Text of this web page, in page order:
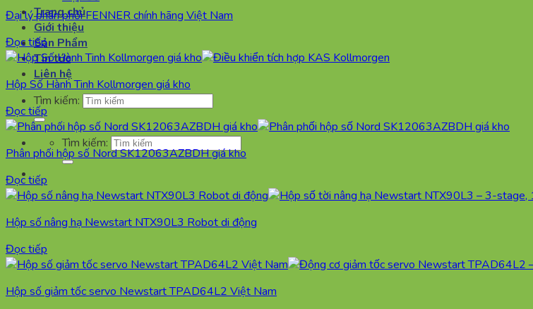
Trang chủ
Giới thiệu
Sản Phẩm
Tin tức
Liên hệ
Tìm kiếm:
Tìm kiếm:
Đại lý phân phối FENNER chính hãng Việt Nam
Đọc tiếp
Hộp Số Hành Tinh Kollmorgen giá kho
Đọc tiếp
Phân phối hộp số Nord SK12063AZBDH giá kho
Đọc tiếp
Hộp số nâng hạ Newstart NTX90L3 Robot di động
Đọc tiếp
Hộp số giảm tốc servo Newstart TPAD64L2 Việt Nam